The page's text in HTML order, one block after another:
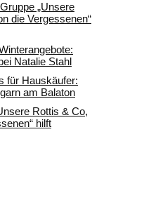
„Unsere
die Vergessenen“
Natalie Stahl
für Hauskäufer:
am Balaton
Rottis & Co,
hilft